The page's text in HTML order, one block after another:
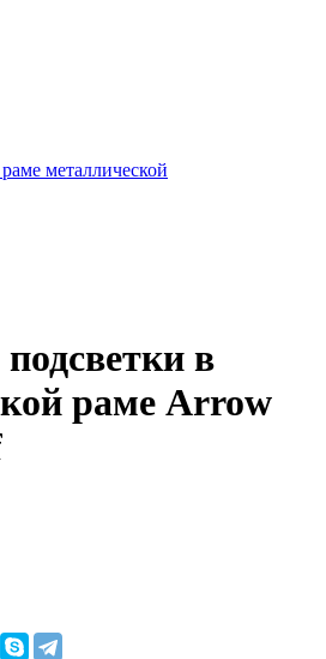
металлической
в
раме Arrow